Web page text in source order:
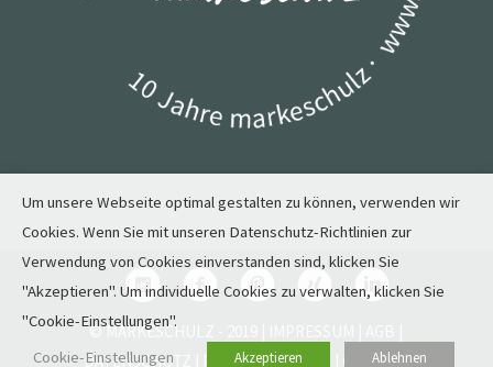
© MARKESCHULZ - 2019 |
DATENSCHUTZ
PRESSEBERICHTE | GLOSSAR
Um unsere Webseite optimal gestalten zu können, verwenden wir
Cookies. Wenn Sie mit unseren Datenschutz-Richtlinien zur
Verwendung von Cookies einverstanden sind, klicken Sie
"Akzeptieren". Um individuelle Cookies zu verwalten, klicken Sie
"Cookie-Einstellungen".
Cookie-Einstellungen
Akzeptieren Ablehnen